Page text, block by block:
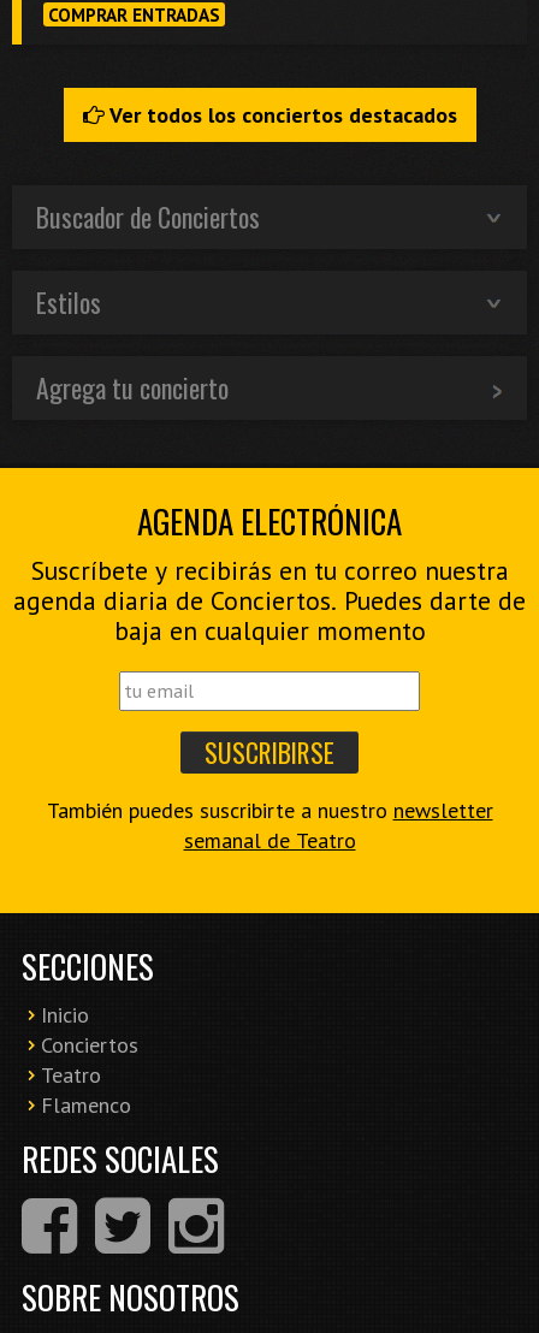
COMPRAR ENTRADAS
Ver todos los conciertos destacados
Buscador de Conciertos
Estilos
Agrega tu concierto
AGENDA ELECTRÓNICA
Suscríbete y recibirás en tu correo nuestra
agenda diaria de Conciertos. Puedes darte de
baja en cualquier momento
También puedes suscribirte a nuestro newsletter
semanal de Teatro
SECCIONES
Inicio
Conciertos
Teatro
Flamenco
REDES SOCIALES
SOBRE NOSOTROS